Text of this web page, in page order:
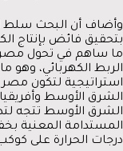
وأضاف أن البحث سلط
بتحقيق فائض بإنتاج
ما ساهم في تحول مصر
الربط الكهربائي،
استراتيجية لتكون مصر
الشرق الأوسط
الشرق الأوسط تتجه
المستدامة المعنية
درجات الحرارة على